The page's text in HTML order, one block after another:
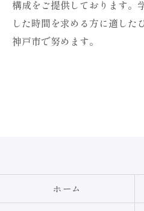
構成をご提供しております。
した時間を求める方に適した
神戸市で努めます。
ホーム
お問い合わ